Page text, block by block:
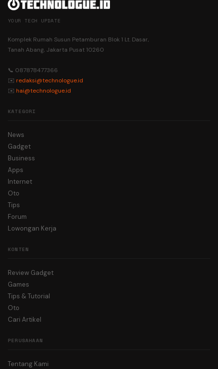
YOUR TECH UPDATE
Komplek Rumah Susun Petamburan Blok 1 Lt. Dasar,
Tanah Abang, Jakarta Pusat 10260
📞 087878477366
✉️ redaksi@technologue.id
✉️ hai@technologue.id
KATEGORI
News
Gadget
Business
Apps
Internet
Oto
Tips
Forum
Lowongan Kerja
KONTEN
Review Gadget
Games
Tips & Tutorial
Oto
Cari Artikel
PERUSAHAAN
Tentang Kami